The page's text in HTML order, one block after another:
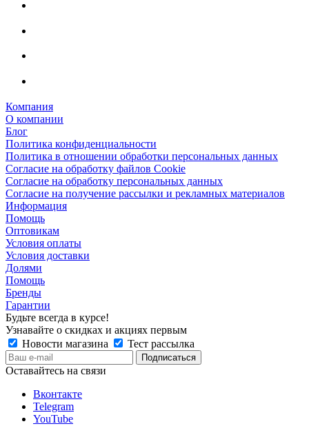
Компания
О компании
Блог
Политика конфиденциальности
Политика в отношении обработки персональных данных
Согласие на обработку файлов Cookie
Согласие на обработку персональных данных
Согласие на получение рассылки и рекламных материалов
Информация
Помощь
Оптовикам
Условия оплаты
Условия доставки
Долями
Помощь
Бренды
Гарантии
Будьте всегда в курсе!
Узнавайте о скидках и акциях первым
Новости магазина
Тест рассылка
Оставайтесь на связи
Вконтакте
Telegram
YouTube